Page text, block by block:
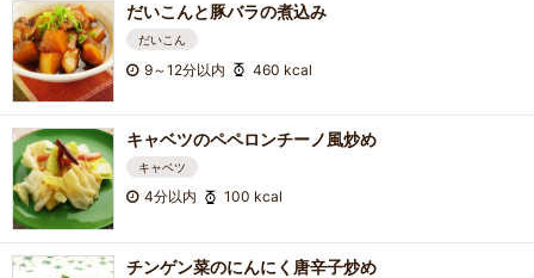
だいこんと豚バラの煮込み
だいこん
9～12分以内 460 kcal
キャベツのペペロンチーノ風炒め
キャベツ
4分以内 100 kcal
チンゲン菜のにんにく唐辛子炒め